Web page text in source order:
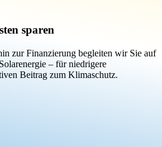
sparen
zur Finanzierung begleiten wir Sie auf
– für niedrigere
Beitrag zum Klimaschutz.